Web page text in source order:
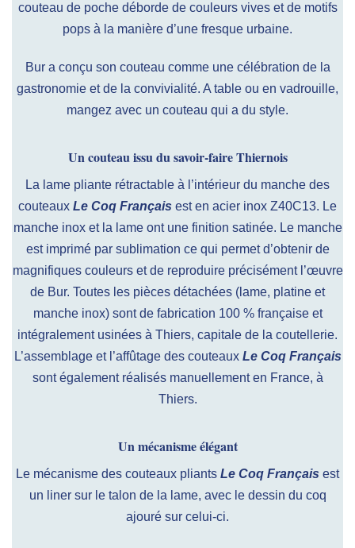
couteau de poche déborde de couleurs vives et de motifs
pops à la manière d’une fresque urbaine.
Bur a conçu son couteau comme une célébration de la
gastronomie et de la convivialité. A table ou en vadrouille,
mangez avec un couteau qui a du style.
Un couteau issu du savoir-faire Thiernois
La lame pliante rétractable à l’intérieur du manche des
couteaux Le Coq Français est en acier inox Z40C13. Le
manche inox et la lame ont une finition satinée. Le manche
est imprimé par sublimation ce qui permet d’obtenir de
magnifiques couleurs et de reproduire précisément l’œuvre
de Bur. Toutes les pièces détachées (lame, platine et
manche inox) sont de fabrication 100 % française et
intégralement usinées à Thiers, capitale de la coutellerie.
L’assemblage et l’affûtage des couteaux Le Coq Français
sont également réalisés manuellement en France, à
Thiers.
Un mécanisme élégant
Le mécanisme des couteaux pliants Le Coq Français est
un liner sur le talon de la lame, avec le dessin du coq
ajouré sur celui-ci.